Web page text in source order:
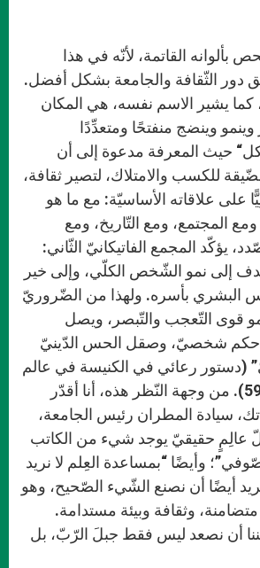
بألوانه القاتمة، لأنّه في هذا
دور الثّقافة والجامعة بشكل أفضل.
كما يشير الاسم نفسه، هي المكان
وينمو وينضج منفتحًا ومتعدِّدًا
حيث المعرفة مدعوة إلى أن
للكسب والامتلاك، لتصير ثقافة،
على علاقاته الأساسيّة: مع ما هو
المجتمع، ومع التّاريخ، ومع
يؤكّد المجمع الفاتيكانيّ الثّاني:
إلى نمو الشّخص الكلّي، وإلى خير
البشري بأسره. ولهذا من الضّروريّ
قوى التّعجب والتّبصر، ويصل
حكم شخصيّ، وصقل الحس الدّينيّ
(دستور رعائي في الكنيسة في عالم
، 59). من وجهة النّظر هذه، أنا أقدّر
سيادة المطران رئيس الجامعة،
عالِمٍ حقيقيّ يوجد شيء من الكاتب
وأيضًا “بمساعدة العِلم لا نريد
أيضًا أن نصنع الشّيء الصّحيح، وهو
متضامنة، وثقافة وبيئة مستدامة.
أن نصعد ليس فقط جبلَ الرّبّ، بل